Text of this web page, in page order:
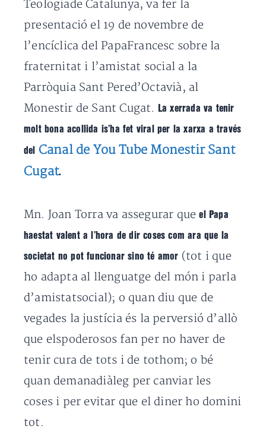
Teologiade Catalunya, va fer la
presentació el 19 de novembre de
l’encíclica del PapaFrancesc sobre la
fraternitat i l’amistat social a la
Parròquia Sant Pered’Octavià, al
Monestir de Sant Cugat.
La xerrada va tenir
molt bona acollida is’ha fet viral per la xarxa a través
del Canal de You Tube Monestir Sant
Cugat.
Mn. Joan Torra va assegurar queel Papa
haestat valent a l’hora de dir coses com ara que la
societat no pot funcionar sino té amor (tot i que
ho adapta al llenguatge del món i parla
d’amistatsocial); o quan diu que de
vegades la justícia és la perversió d’allò
que elspoderosos fan per no haver de
tenir cura de tots i de tothom; o bé
quan demanadiàleg per canviar les
coses i per evitar que el diner ho domini
tot.